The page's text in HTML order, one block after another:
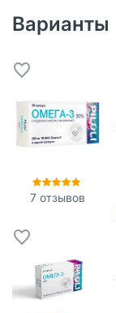
Варианты
7 отзывов